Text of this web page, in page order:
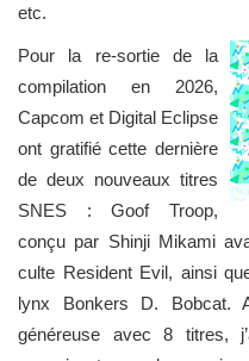
etc.
Pour la re-sortie de la
compilation en 2026,
Capcom et Digital Eclipse
ont gratifié cette dernière
de deux nouveaux titres
SNES : Goof Troop,
conçu par Shinji Mikami
culte Resident Evil, ainsi
lynx Bonkers D. Bobcat.
généreuse avec 8 titres,